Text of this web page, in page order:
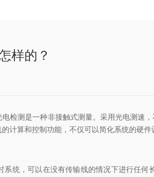
样的？
检测是一种非接触式测量。采用光电测速
计算和控制功能，不仅可以简化系统的硬
，可以在没有传输线的情况下进行任何